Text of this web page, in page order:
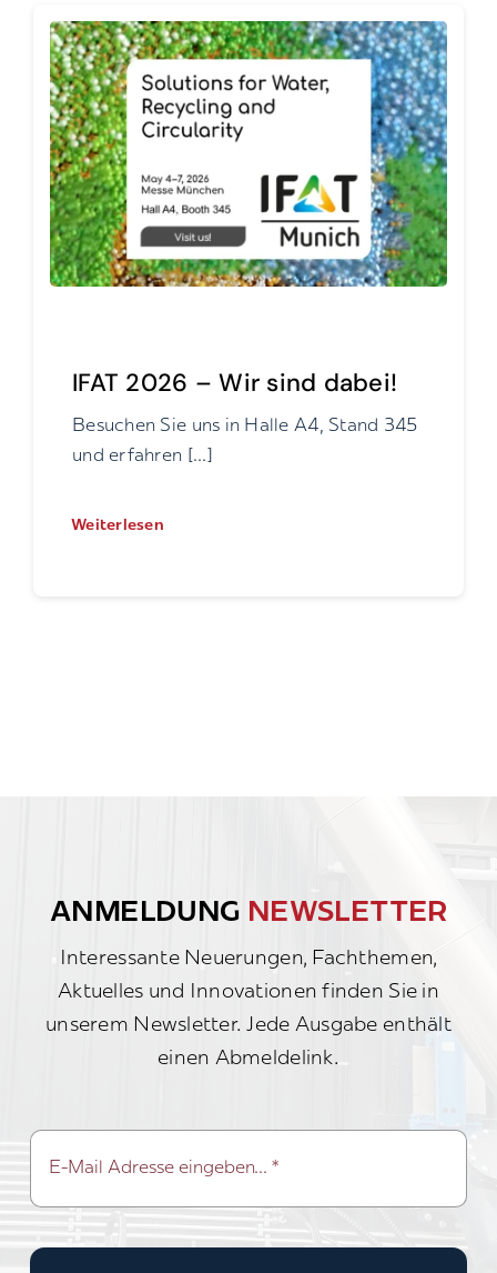
IFAT 2026 – Wir sind dabei!
Besuchen Sie uns in Halle A4, Stand 345
und erfahren [...]
Weiterlesen
ANMELDUNG NEWSLETTER
Interessante Neuerungen, Fachthemen,
Aktuelles und Innovationen finden Sie in
unserem Newsletter. Jede Ausgabe enthält
einen Abmeldelink.